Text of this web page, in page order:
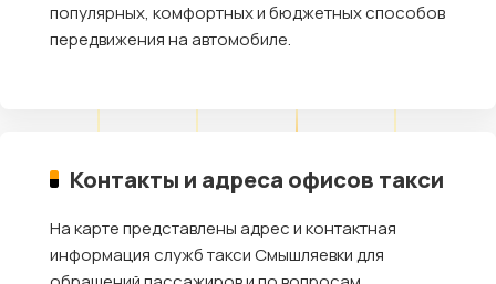
популярных, комфортных и бюджетных способов
передвижения на автомобиле.
Контакты и адреса офисов такси
На карте представлены адрес и контактная
информация служб такси Смышляевки для